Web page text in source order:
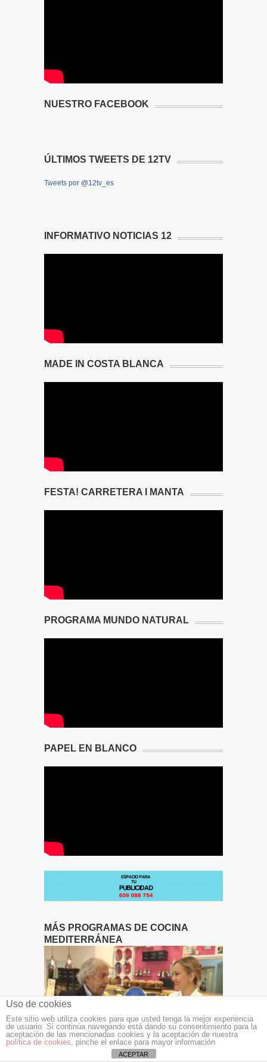
NUESTRO FACEBOOK
ÚLTIMOS TWEETS DE 12TV
Tweets por @12tv_es
INFORMATIVO NOTICIAS 12
MADE IN COSTA BLANCA
FESTA! CARRETERA I MANTA
PROGRAMA MUNDO NATURAL
PAPEL EN BLANCO
MÁS PROGRAMAS DE COCINA
MEDITERRÁNEA
Uso de cookies
Este sitio web utiliza cookies para que usted tenga la mejor experiencia
de usuario. Si continúa navegando está dando su consentimiento para la
aceptación de las mencionadas cookies y la aceptación de nuestra
política de cookies, pinche el enlace para mayor información
ACEPTAR